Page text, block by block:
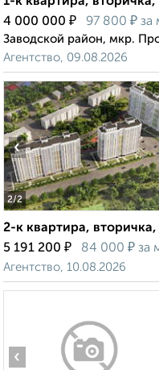
4 000 000 ₽ 97 800 ₽ за
Заводской район, мкр.
Агентство, 09.08.2026
2/2
‹
2-к квартира,
5 191 200 ₽ 84 000 ₽ за
Агентство, 10.08.2026
‹